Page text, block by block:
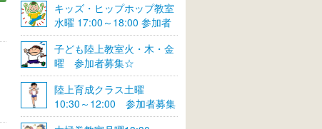
キッズ・ヒップホップ教室
水曜 17:00～18:00 参加者
募集☆
子ども陸上教室火・木・金
曜 参加者募集☆
陸上育成クラス土曜
10:30～12:00 参加者募集
☆